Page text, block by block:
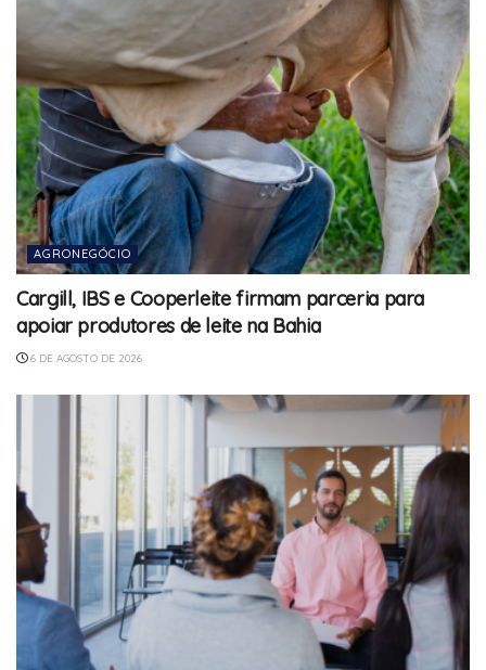
AGRONEGÓCIO
Cargill, IBS e Cooperleite firmam parceria para
apoiar produtores de leite na Bahia
6 DE AGOSTO DE 2026